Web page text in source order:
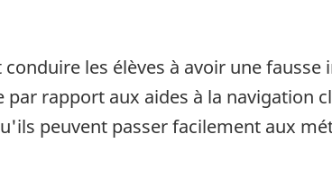
les élèves à avoir une fausse
rapport aux aides à la navigation
peuvent passer facilement aux